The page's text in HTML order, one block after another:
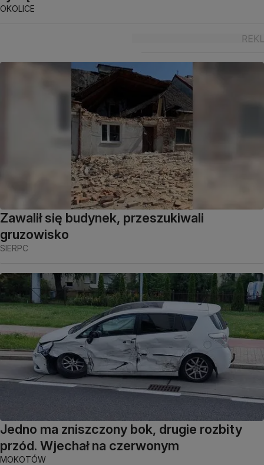
OKOLICE
Zawalił się budynek, przeszukiwali
gruzowisko
SIERPC
Jedno ma zniszczony bok, drugie rozbity
przód. Wjechał na czerwonym
MOKOTÓW